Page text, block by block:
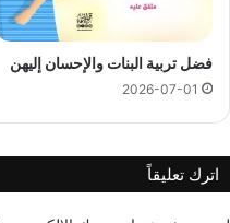
فضل تربية البنات والإحسان إليهن
2026-07-01
اترك تعليقاً